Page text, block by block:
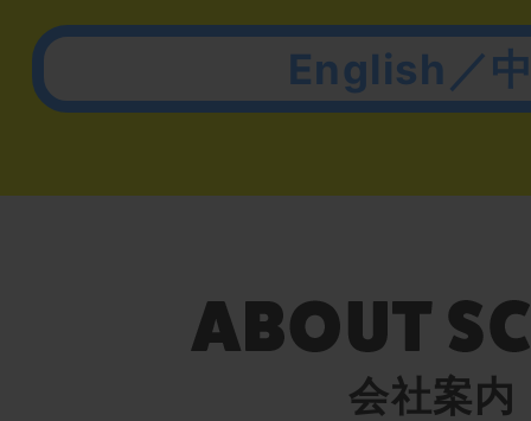
English／
会社案内